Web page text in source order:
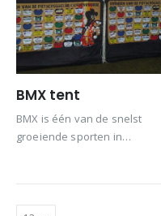
BMX tent
BMX is één van de snelst
groeiende sporten in
Nederlandse